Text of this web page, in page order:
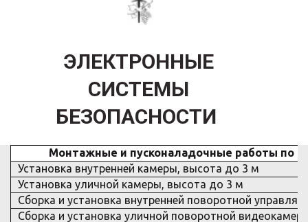
ЭЛЕКТРОННЫЕ
СИСТЕМЫ
БЕЗОПАСНОСТИ
Монтажные и пусконаладочные работы по
Установка внутренней камеры, высота до 3 м
Установка уличной камеры, высота до 3 м
Сборка и установка внутренней поворотной
Сборка и установка уличной поворотной